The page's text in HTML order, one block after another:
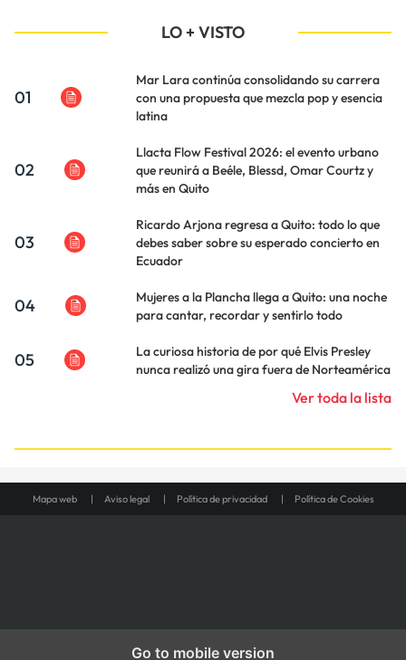
LO + VISTO
01
Mar Lara continúa consolidando su carrera
con una propuesta que mezcla pop y esencia
latina
02
Llacta Flow Festival 2026: el evento urbano
que reunirá a Beéle, Blessd, Omar Courtz y
más en Quito
03
Ricardo Arjona regresa a Quito: todo lo que
debes saber sobre su esperado concierto en
Ecuador
04
Mujeres a la Plancha llega a Quito: una noche
para cantar, recordar y sentirlo todo
05
La curiosa historia de por qué Elvis Presley
nunca realizó una gira fuera de Norteamérica
Ver toda la lista
Mapa web Aviso legal Política de privacidad Política de Cookies
Go to mobile version